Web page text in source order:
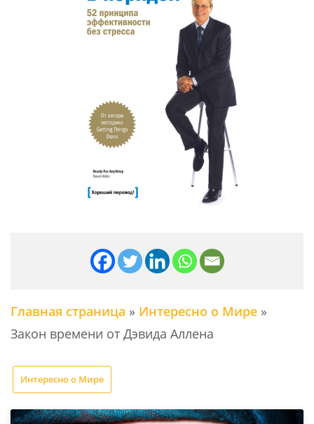
Главная страница » Интересно о Мире »
Закон времени от Дэвида Аллена
Интересно о Мире